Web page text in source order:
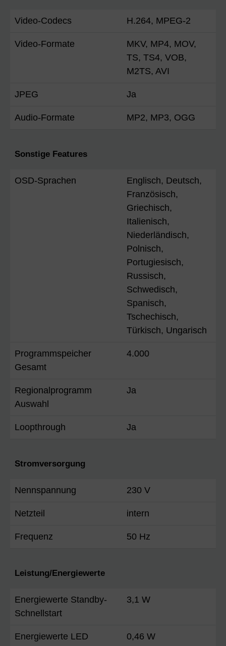
Video-Codecs H.264, MPEG-2
Video-Formate
MKV, MP4, MOV,
TS, TS4, VOB,
M2TS, AVI
JPEG Ja
Audio-Formate MP2, MP3, OGG
Sonstige Features
OSD-Sprachen
Englisch, Deutsch,
Französisch,
Griechisch,
Italienisch,
Niederländisch,
Polnisch,
Portugiesisch,
Russisch,
Schwedisch,
Spanisch,
Tschechisch,
Türkisch, Ungarisch
Programmspeicher
Gesamt
4.000
Regionalprogramm
Auswahl
Ja
Loopthrough Ja
Stromversorgung
Nennspannung 230 V
Netzteil intern
Frequenz 50 Hz
Leistung/Energiewerte
Energiewerte Standby-
Schnellstart
3,1 W
Energiewerte LED 0,46 W